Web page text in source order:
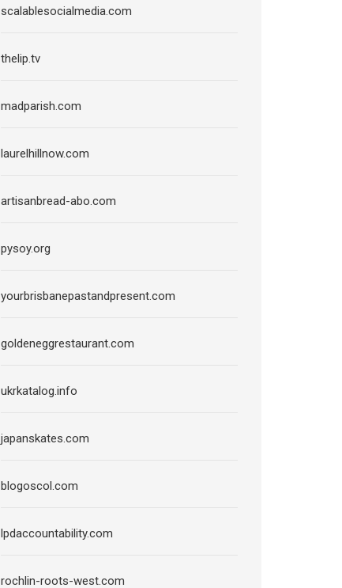
scalablesocialmedia.com
thelip.tv
madparish.com
laurelhillnow.com
artisanbread-abo.com
pysoy.org
yourbrisbanepastandpresent.com
goldeneggrestaurant.com
ukrkatalog.info
japanskates.com
blogoscol.com
lpdaccountability.com
rochlin-roots-west.com